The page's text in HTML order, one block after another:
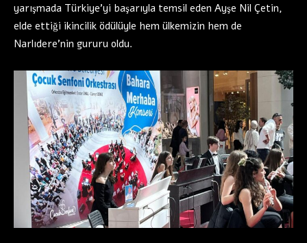
yarışmada Türkiye’yi başarıyla temsil eden Ayşe Nil Çetin,
elde ettiği ikincilik ödülüyle hem ülkemizin hem de
Narlıdere’nin gururu oldu.